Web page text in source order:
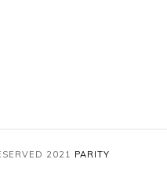
2021 PARITY